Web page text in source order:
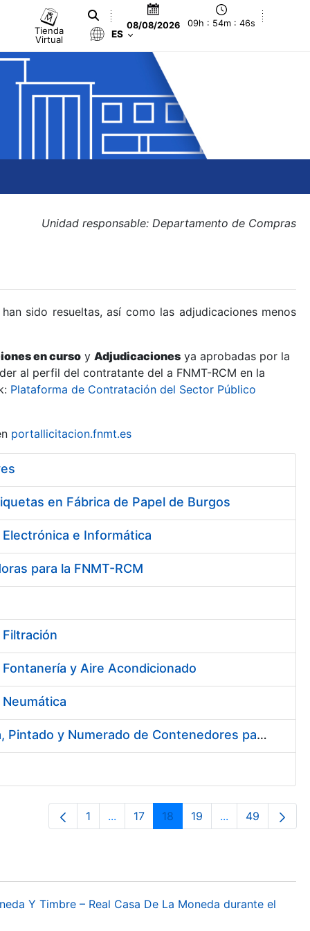
Tienda
Virtual
08/08/2026 09h : 54m : 46s
ES
Unidad responsable: Departamento de Compras
sido resueltas, así como las adjudicaciones menos
en curso y Adjudicaciones ya aprobadas por la
al perfil del contratante del a FNMT-RCM en la
Plataforma de Contratación del Sector Público
portallicitacion.fnmt.es
en Fábrica de Papel de Burgos
e Informática
para la FNMT-RCM
y Aire Acondicionado
Contratación del Servicio de Reforma de la Embocadura, Limpieza, Pintado y Numerado de Contenedores para Moneda de la FNMT-RCM
Página
1 ...Páginas intermedias Use TAB para
Página
17 Página
18 Página
19 ...PáginasPágina
49
Y Timbre – Real Casa De La Moneda durante el